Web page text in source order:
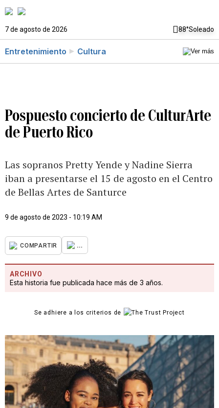
7 de agosto de 2026 88°Soleado
Entretenimiento Cultura
Pospuesto concierto de CulturArte
de Puerto Rico
Las sopranos Pretty Yende y Nadine Sierra
iban a presentarse el 15 de agosto en el Centro
de Bellas Artes de Santurce
9 de agosto de 2023 - 10:19 AM
COMPARTIR ...
ARCHIVO
Esta historia fue publicada hace más de 3 años.
Se adhiere a los criterios de